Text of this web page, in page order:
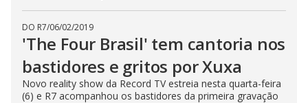
DO R7/06/02/2019
'The Four Brasil' tem cantoria nos
bastidores e gritos por Xuxa
Novo reality show da Record TV estreia nesta quarta-feira
(6) e R7 acompanhou os bastidores da primeira gravação